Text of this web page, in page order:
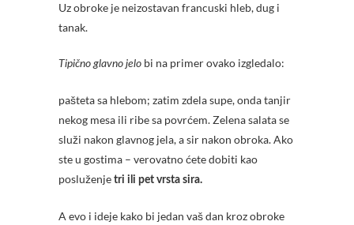
Uz obroke je neizostavan francuski hleb, dug i
tanak.
Tipično glavno jelo bi na primer ovako izgledalo:
pašteta sa hlebom; zatim zdela supe, onda tanjir
nekog mesa ili ribe sa povrćem. Zelena salata se
služi nakon glavnog jela, a sir nakon obroka. Ako
ste u gostima – verovatno ćete dobiti kao
posluženje tri ili pet vrsta sira.
A evo i ideje kako bi jedan vaš dan kroz obroke